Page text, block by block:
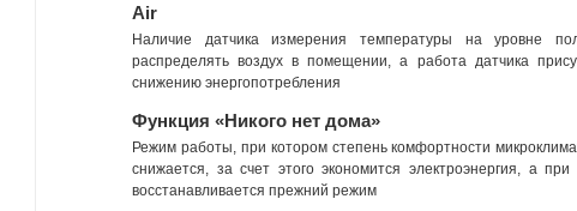
Air
Наличие датчика измерения температуры на уровне
распределять воздух в помещении, а работа датчика
снижению энергопотребления
Функция «Никого нет дома»
Режим работы, при котором степень комфортности
снижается, за счет этого экономится электроэнергия, а
восстанавливается прежний режим